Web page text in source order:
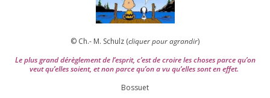
© Ch.- M. Schulz (cli­quer pour agran­dir)
Le plus grand dérè­gle­ment de l’es­prit, c’est de croire les choses parce qu’on
veut qu’elles soient, et non parce qu’on a vu qu’elles sont en effet.
Bossuet